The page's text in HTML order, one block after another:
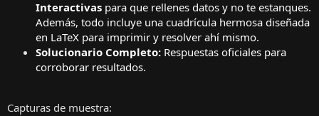
Interactivas para que rellenes datos y no te estanques.
Además, todo incluye una cuadrícula hermosa diseñada
en LaTeX para imprimir y resolver ahí mismo.
Solucionario Completo: Respuestas oficiales para
corroborar resultados.
Capturas de muestra: